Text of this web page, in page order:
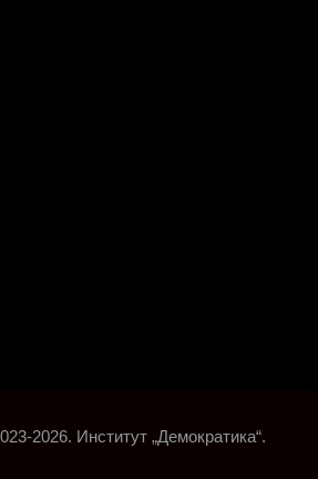
2026. Институт „Демократика“.